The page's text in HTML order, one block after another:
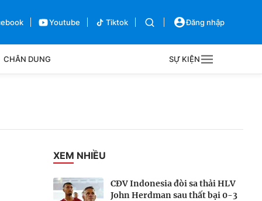
Youtube Tiktok Đăng nhập
CHÂN DUNG SỰ KIỆN
XEM NHIỀU
CĐV Indonesia đòi sa thải HLV
John Herdman sau thất bại 0-3